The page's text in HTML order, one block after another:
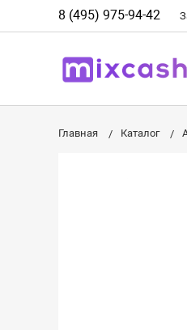
8 (495) 975-94-42
Главная Каталог